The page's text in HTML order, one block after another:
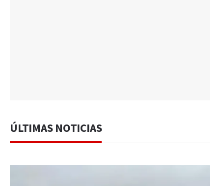
ÚLTIMAS NOTICIAS